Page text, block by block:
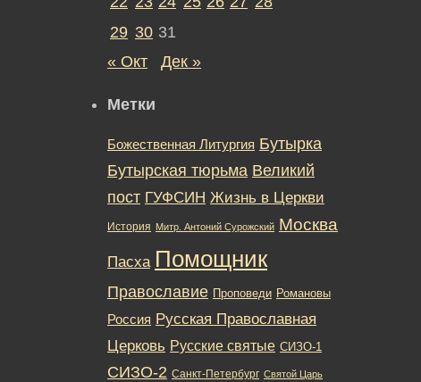
29 30 31
« Окт
Дек »
Метки
Божественная Литургия Бутырка
Бутырская тюрьма Великий
пост ГУФСИН Жизнь в Церкви
История Митр. Антоний Сурожский Москва
Пасха Помощник
Православие Проповеди Романовы
Россия Русская Православная
Церковь Русские святые СИЗО-1
СИЗО-2 Санкт-Петербург Святой Царь